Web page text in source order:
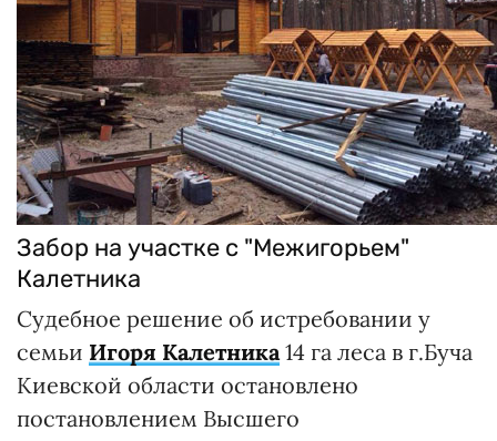
Забор на участке с "Межигорьем"
Калетника
Судебное решение об истребовании у
семьи Игоря Калетника 14 га леса в г.Буча
Киевской области остановлено
постановлением Высшего